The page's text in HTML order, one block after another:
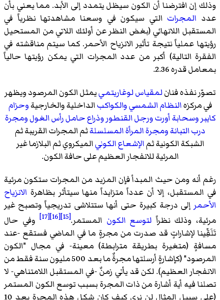
وذلك إن افترضنا أن الكون سيظل يتمدد إلى الأبد. مما يعني بأن
عدد المجرات التي سيكون في وسعنا مشاهدتها نظرياً في
المستقبل اللانهائي (بغض النظر عن أولئك اللاتي من المستحيل
رؤيتها عملياً نتيجة تأثير الانزياح الأحمر. كما سيتم مناقشته في
الفقرة التالية) أكبر من عدد المجرات التي يمكن رؤيتها حالياً
بمعامل قدره 2.36.
تصوّر نفذه فنانلمقياس لوغاريتمييمثل الكون المرصود ويظهر
في مركزهالنظام الشمسيوالكواكبالداخلية والخارجيةوحزام
كايبر وسحابة أورتورجل القنطور وذراع حامل رأس الغولومجرة
درب التبانةومجرة المرأة المسلسلةثم المجرات القريبة ثم
الشبكة الكونية ثمالإشعاع الكونيالميكروي ثم البلازما غير
المرئية للانفجار العظيم على حافة الكون.
رغم أنه ومن حيث المبدأ فإن المزيد من المجرات ستكون مرئية
في المستقبل، إلا أن عدداً متزايداً منها سيتأثر بظاهرة الانزياح
الأحمر إلى درجة كبيرة حتى أنها ستتلاشى تدريجياً وتصبح غير
مرئية، وذلك نظراً لتوسع الكون المستمر.[15]
[16]
[17]
وفي حال
تَلَقِّينا لإشاراتٍ قد صدرت من مجرةٍ ما في الماضي فستقع -عند
مسافةٍ (متغيرة بطريقة مترابطة) معينة- في مجال "الكون
المرصود" (كإشارةٍ أرسلتها مجرةٌ ما بعد 500 مليون سنة فقط من
الانفجار العظيم). لكن قد يأتي زمنٌ -في المستقبل اللامتناهي- لا
تصلنا فيه أية أشارة من ذات المجرة بسبب توسع الكون المستمر
(على سبيل المثال لن نرى كيف كان شكل هذه المجرة بعد 10